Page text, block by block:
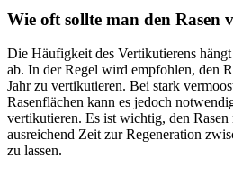
Wie oft sollte man den Rasen
Die Häufigkeit des Vertikutierens
ab. In der Regel wird empfohlen, den
Jahr zu vertikutieren. Bei stark
Rasenflächen kann es jedoch
vertikutieren. Es ist wichtig, den
ausreichend Zeit zur Regeneration
zu lassen.